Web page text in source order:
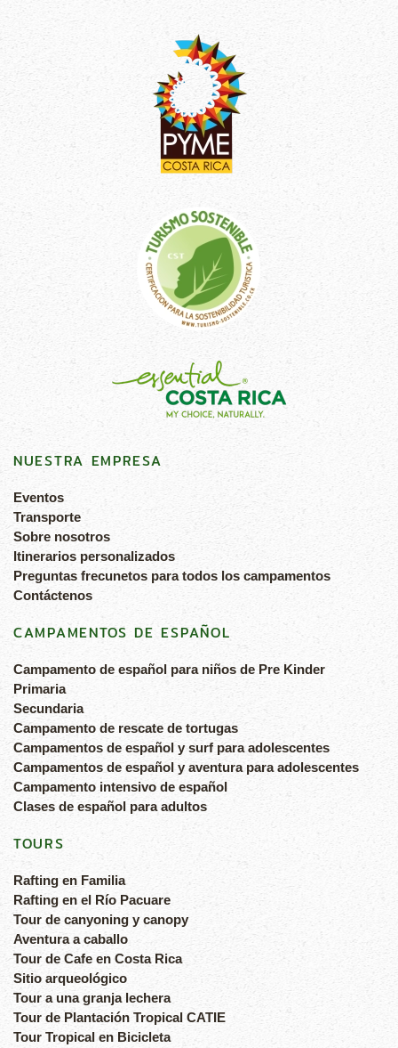
NUESTRA EMPRESA
Eventos
Transporte
Sobre nosotros
Itinerarios personalizados
Preguntas frecunetos para todos los campamentos
Contáctenos
CAMPAMENTOS DE ESPAÑOL
Campamento de español para niños de Pre Kinder
Primaria
Secundaria
Campamento de rescate de tortugas
Campamentos de español y surf para adolescentes
Campamentos de español y aventura para adolescentes
Campamento intensivo de español
Clases de español para adultos
TOURS
Rafting en Familia
Rafting en el Río Pacuare
Tour de canyoning y canopy
Aventura a caballo
Tour de Cafe en Costa Rica
Sitio arqueológico
Tour a una granja lechera
Tour de Plantación Tropical CATIE
Tour Tropical en Bicicleta